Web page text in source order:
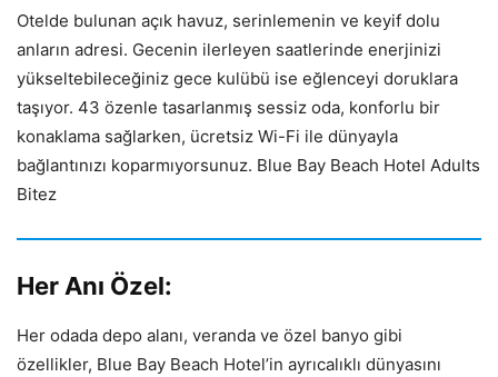
Otelde bulunan açık havuz, serinlemenin ve keyif dolu
anların adresi. Gecenin ilerleyen saatlerinde enerjinizi
yükseltebileceğiniz gece kulübü ise eğlenceyi doruklara
taşıyor. 43 özenle tasarlanmış sessiz oda, konforlu bir
konaklama sağlarken, ücretsiz Wi-Fi ile dünyayla
bağlantınızı koparmıyorsunuz. Blue Bay Beach Hotel Adults
Bitez
Her Anı Özel:
Her odada depo alanı, veranda ve özel banyo gibi
özellikler, Blue Bay Beach Hotel’in ayrıcalıklı dünyasını